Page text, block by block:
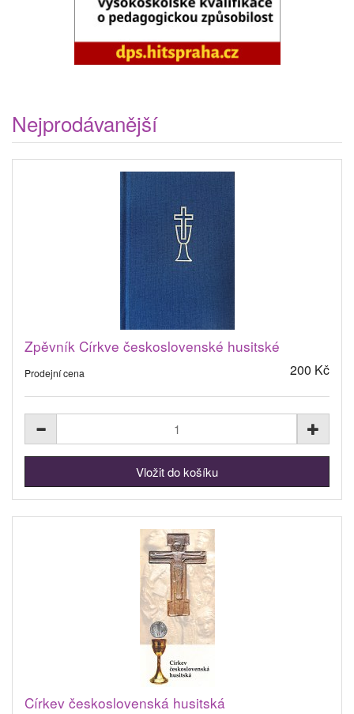
Nejprodávanější
Zpěvník Církve československé husitské
Prodejní cena 200 Kč
Církev československá husitská